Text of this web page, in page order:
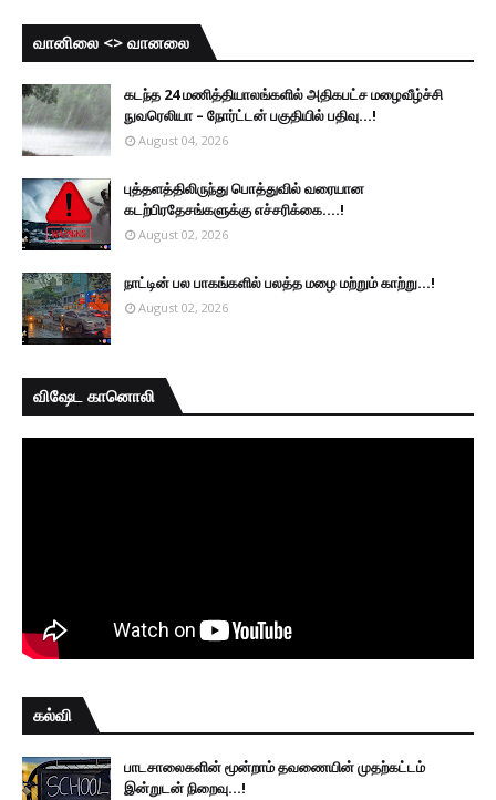
வானிலை <> வானலை
கடந்த 24 மணித்தியாலங்களில் அதிகபட்ச மழைவீழ்ச்சி
நுவரெலியா – நோர்ட்டன் பகுதியில் பதிவு...!
August 04, 2026
புத்தளத்திலிருந்து பொத்துவில் வரையான
கடற்பிரதேசங்களுக்கு எச்சரிக்கை....!
August 02, 2026
நாட்டின் பல பாகங்களில் பலத்த மழை மற்றும் காற்று...!
August 02, 2026
விஷேட கானொலி
கல்வி
பாடசாலைகளின் மூன்றாம் தவணையின் முதற்கட்டம்
இன்றுடன் நிறைவு...!